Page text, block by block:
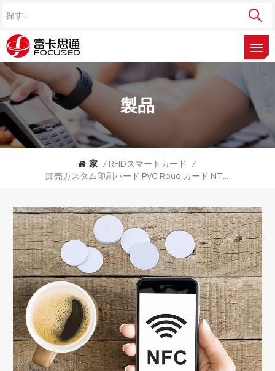
製品
家 / RFIDスマートカード /
卸売カスタム印刷ハード PVC Roud カード NTAG215 NFC タグ